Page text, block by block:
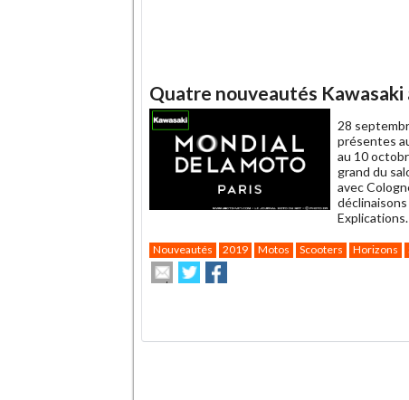
Quatre nouveautés Kawasaki
28
présentes
au 10
grand du
avec
Explications.
Nouveautés 2019 Motos Scooters Horizons
Envoyer
cet
ami
Partager
sur
sur